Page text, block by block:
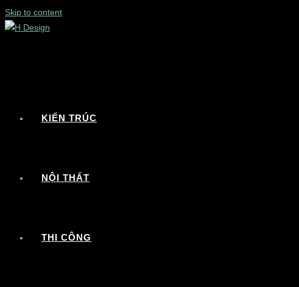
Skip to content
KIẾN TRÚC
NỘI THẤT
THI CÔNG